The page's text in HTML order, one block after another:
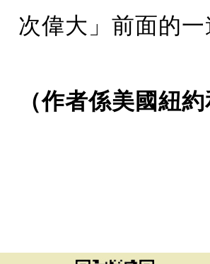
次偉大」前面的
（作者係美國紐